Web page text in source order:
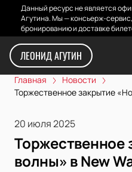
Данный ресурс не является
Агутина. Мы — консьерж-
бронированию и доставке
ЛЕОНИД АГУТИН
Главная
Новости
Торжественное закрытие
20 июля 2025
Торжественное
волны» в New